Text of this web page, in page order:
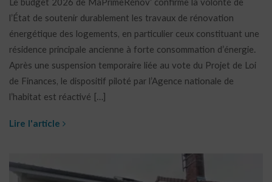
Le budget 2026 de MaPrimeRénov’ confirme la volonté de
l’État de soutenir durablement les travaux de rénovation
énergétique des logements, en particulier ceux constituant une
résidence principale ancienne à forte consommation d’énergie.
Après une suspension temporaire liée au vote du Projet de Loi
de Finances, le dispositif piloté par l’Agence nationale de
l’habitat est réactivé […]
Lire l'article